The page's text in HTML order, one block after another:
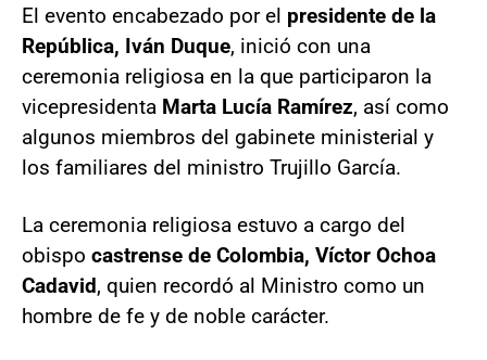
El evento encabezado por el presidente de la
República, Iván Duque, inició con una
ceremonia religiosa en la que participaron la
vicepresidenta Marta Lucía Ramírez, así como
algunos miembros del gabinete ministerial y
los familiares del ministro Trujillo García.
La ceremonia religiosa estuvo a cargo del
obispo castrense de Colombia, Víctor Ochoa
Cadavid, quien recordó al Ministro como un
hombre de fe y de noble carácter.